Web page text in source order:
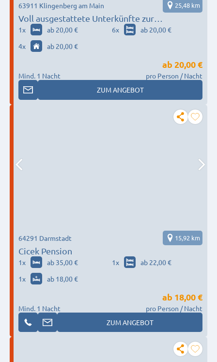
Voll ausgestattete Unterkünfte zur
Alleinnutzung
63911 Klingenberg am Main 25,48 km
1x ab 20,00 € 6x
ab 20,00 €
4x ab 20,00 €
Mind. 1 Nacht
ab 20,00 €
pro Person / Nacht
ZUM ANGEBOT
Cicek Pension
64291 Darmstadt 15,92 km
1x ab 35,00 € 1x
ab 22,00 €
1x ab 18,00 €
Mind. 1 Nacht
ab 18,00 €
pro Person / Nacht
ZUM ANGEBOT